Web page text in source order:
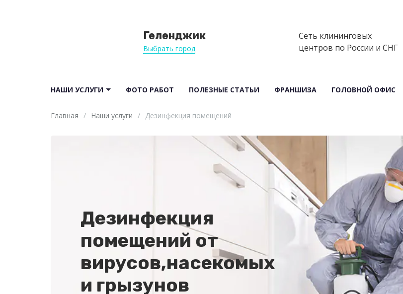
Геленджик
Выбрать город
Сеть клининговых
центров по России и СНГ
НАШИ УСЛУГИ ФОТО РАБОТ ПОЛЕЗНЫЕ СТАТЬИ ФРАНШИЗА ГОЛОВНОЙ ОФИС
Главная / Наши услуги / Дезинфекция помещений
Дезинфекция
помещений от
вирусов,насекомых
и грызунов